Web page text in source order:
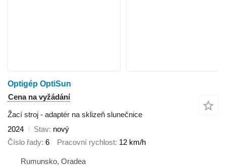
Optigép OptiSun
Cena na vyžádání
Žací stroj - adaptér na sklizeň slunečnice
2024
Stav nový
Číslo řady 6 Pracovní rychlost 12 km/h
Rumunsko, Oradea